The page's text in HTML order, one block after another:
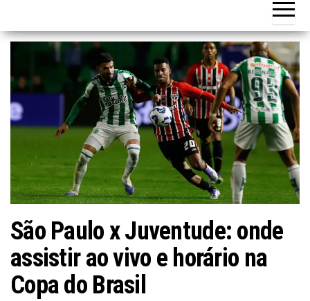
São Paulo x Juventude: onde
assistir ao vivo e horário na
Copa do Brasil